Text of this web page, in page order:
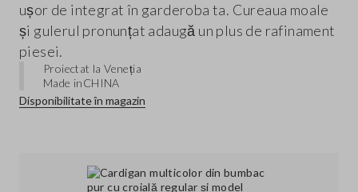
ușor de integrat în garderoba ta. Cureaua moale
și gulerul pronunțat adaugă un plus de rafinament
piesei.
Proiectat la Veneția
Made inCHINA
Disponibilitate în magazin